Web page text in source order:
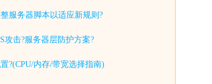
服务器脚本以适应新规则?
攻击?服务器层防护方案?
?(CPU/内存/带宽选择指南)